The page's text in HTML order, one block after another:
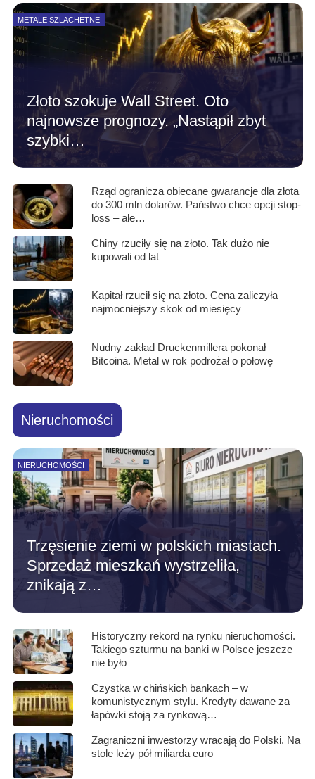
METALE SZLACHETNE
Złoto szokuje Wall Street. Oto
najnowsze prognozy. „Nastąpił zbyt
szybki…
Rząd ogranicza obiecane gwarancje dla złota
do 300 mln dolarów. Państwo chce opcji stop-
loss – ale…
Chiny rzuciły się na złoto. Tak dużo nie
kupowali od lat
Kapitał rzucił się na złoto. Cena zaliczyła
najmocniejszy skok od miesięcy
Nudny zakład Druckenmillera pokonał
Bitcoina. Metal w rok podrożał o połowę
Nieruchomości
NIERUCHOMOŚCI
Trzęsienie ziemi w polskich miastach.
Sprzedaż mieszkań wystrzeliła,
znikają z…
Historyczny rekord na rynku nieruchomości.
Takiego szturmu na banki w Polsce jeszcze
nie było
Czystka w chińskich bankach – w
komunistycznym stylu. Kredyty dawane za
łapówki stoją za rynkową…
Zagraniczni inwestorzy wracają do Polski. Na
stole leży pół miliarda euro